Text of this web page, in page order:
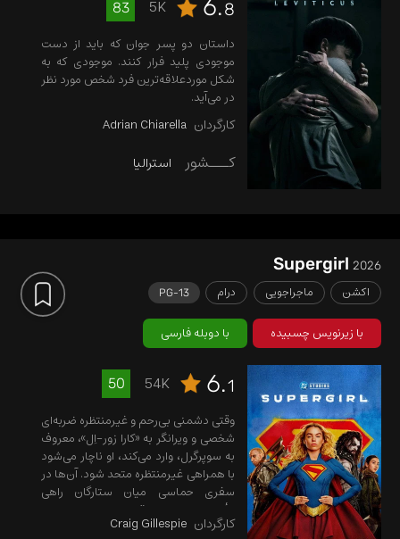
6.8
5K
83
داستان دو پسر جوان که باید از دست
موجودی پلید فرار کنند. موجودی که به
شکل موردعلاقه‌ترین فرد شخص مورد نظر
در می‌آید.
کارگردان Adrian Chiarella
کـــشور استرالیا
Supergirl 2026
اکشن ماجراجویی درام PG-13
با زیرنویس چسبیده با دوبله فارسی
6.1
54K
50
وقتی دشمنی بی‌رحم و غیرمنتظره ضربه‌ای
شخصی و ویرانگر به «کارا زور-اِل»، معروف
به سوپرگرل، وارد می‌کند، او ناچار می‌شود
با همراهی غیرمنتظره متحد شود. آن‌ها در
سفری حماسی میان ستارگان راهی
مأموریتی برای انتقام و اجرای عدالت
می‌شوند.
کارگردان Craig Gillespie